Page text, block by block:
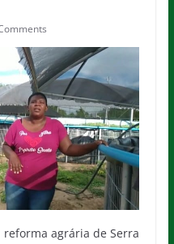
agrária de Serra